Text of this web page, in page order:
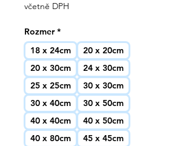
včetně DPH
Rozmer *
18 x 24cm
20 x 20cm
20 x 30cm
24 x 30cm
25 x 25cm
30 x 30cm
30 x 40cm
30 x 50cm
40 x 40cm
40 x 50cm
40 x 80cm
45 x 45cm